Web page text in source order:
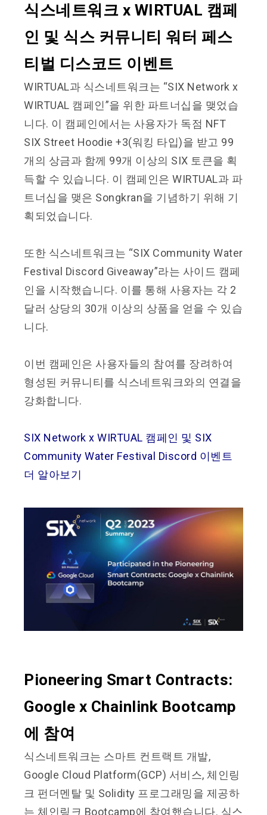
식스네트워크 x WIRTUAL 캠페
인 및 식스 커뮤니티 워터 페스
티벌 디스코드 이벤트
WIRTUAL과 식스네트워크는 “SIX Network x
WIRTUAL 캠페인”을 위한 파트너십을 맺었습
니다. 이 캠페인에서는 사용자가 독점 NFT
SIX Street Hoodie +3(워킹 타입)을 받고 99
개의 상금과 함께 99개 이상의 SIX 토큰을 획
득할 수 있습니다. 이 캠페인은 WIRTUAL과 파
트너십을 맺은 Songkran을 기념하기 위해 기
획되었습니다.
또한 식스네트워크는 “SIX Community Water
Festival Discord Giveaway”라는 사이드 캠페
인을 시작했습니다. 이를 통해 사용자는 각 2
달러 상당의 30개 이상의 상품을 얻을 수 있습
니다.
이번 캠페인은 사용자들의 참여를 장려하여
형성된 커뮤니티를 식스네트워크와의 연결을
강화합니다.
SIX Network x WIRTUAL 캠페인 및 SIX
Community Water Festival Discord 이벤트
더 알아보기
Pioneering Smart Contracts:
Google x Chainlink Bootcamp
에 참여
식스네트워크는 스마트 컨트랙트 개발,
Google Cloud Platform(GCP) 서비스, 체인링
크 펀더멘탈 및 Solidity 프로그래밍을 제공하
는 체인링크 Bootcamp에 참여했습니다. 식스